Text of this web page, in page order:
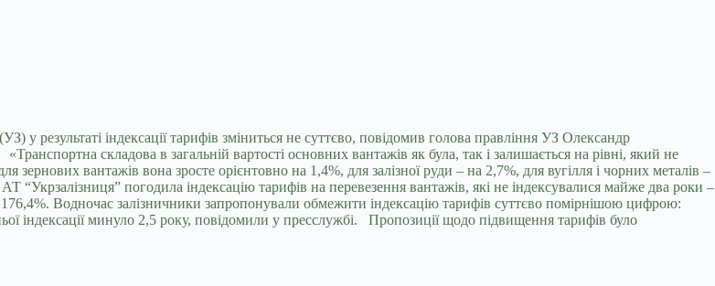
у результаті індексації тарифів зміниться не суттєво, повідомив голова правління УЗ Олександр
складова в загальній вартості основних вантажів як була, так і залишається на рівні, який не
зернових вантажів вона зросте орієнтовно на 1,4%, для залізної руди – на 2,7%, для вугілля і чорних металів –
погодила індексацію тарифів на перевезення вантажів, які не індексувалися майже два роки –
Водночас залізничники запропонували обмежити індексацію тарифів суттєво помірнішою цифрою:
індексації минуло 2,5 року, повідомили у пресслужбі. Пропозиції щодо підвищення тарифів було